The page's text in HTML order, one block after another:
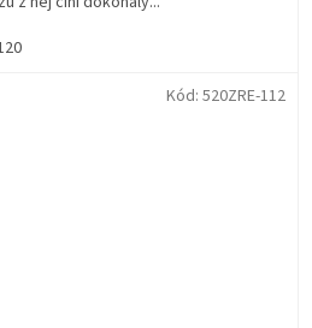
Kód: 520ZRE-112